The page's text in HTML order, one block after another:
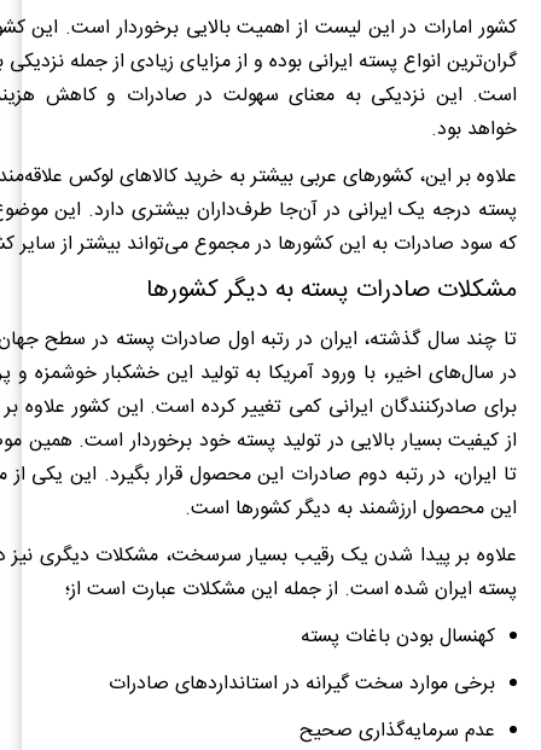
کشور امارات در این لیست از اهمیت بالایی برخوردار است. این
گران‌ترین انواع پسته ایرانی بوده و از مزایای زیادی از جمله نزدیکی
است. این نزدیکی به معنای سهولت در صادرات و کاهش
خواهد بود.
علاوه بر این، کشورهای عربی بیشتر به خرید کالاهای لوکس
پسته درجه یک ایرانی در آن‌جا طرف‌داران بیشتری دارد. این
که سود صادرات به این کشورها در مجموع می‌تواند بیشتر از سایر
مشکلات صادرات پسته به دیگر کشورها
تا چند سال گذشته، ایران در رتبه اول صادرات پسته در سطح
در سال‌های اخیر، با ورود آمریکا به تولید این خشکبار خوشمزه و
برای صادرکنندگان ایرانی کمی تغییر کرده است. این کشور علاوه بر
از کیفیت بسیار بالایی در تولید پسته خود برخوردار است.
تا ایران، در رتبه دوم صادرات این محصول قرار بگیرد. این یکی
این محصول ارزشمند به دیگر کشورها است.
علاوه بر پیدا شدن یک رقیب بسیار سرسخت، مشکلات دیگری نیز
پسته ایران شده است. از جمله این مشکلات عبارت است از؛
کهنسال بودن باغات پسته
برخی موارد سخت گیرانه در استانداردهای صادرات
عدم سرمایه‌گذاری صحیح